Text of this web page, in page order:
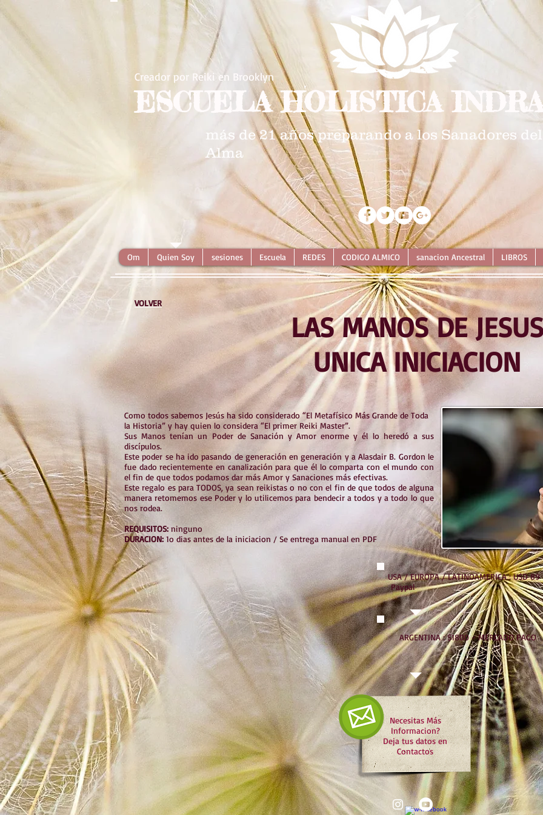
más de 21 años preparando a los Sanadores del
Alma
ESCUELA HOLISTICA
Creador por Reiki en Brooklyn
Om Quien Soy sesiones Escuela REDES CODIGO ALMICO sanacion Ancestral LIBROS
VOLVER
LAS MANOS DE JESUS
UNICA INICIACION
Como todos sabemos Jesús ha sido considerado “El Metafísico Más Grande de Toda
la Historia” y hay quien lo considera “El primer Reiki Master”.
Sus Manos tenían un Poder de Sanación y Amor enorme y él lo heredó a sus
discípulos.
Este poder se ha ido pasando de generación en generación y a Alasdair B. Gordon le
fue dado recientemente en canalización para que él lo comparta con el mundo con
el fin de que todos podamos dar más Amor y Sanaciones más efectivas.
Este regalo es para TODOS, ya sean reikistas o no con el fin de que todos de alguna
manera retomemos ese Poder y lo utilicemos para bendecir a todos y a todo lo que
nos rodea.
REQUISITOS: ninguno
DURACION: 1o dias antes de la iniciacion / Se entrega manual en PDF
USA / EUROPA / LATINOAMERICA : U$D 89
Paypal
ARGENTINA : $1800 - MERCADO PAGO
Necesitas Más
Informacion?
Deja tus datos en
Contactos